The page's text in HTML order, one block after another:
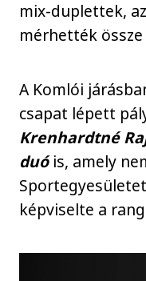
mix-duplettek,
mérhették
A Komlói
csapat lépett
Krenhardtné
duóis, amely
képviselte a